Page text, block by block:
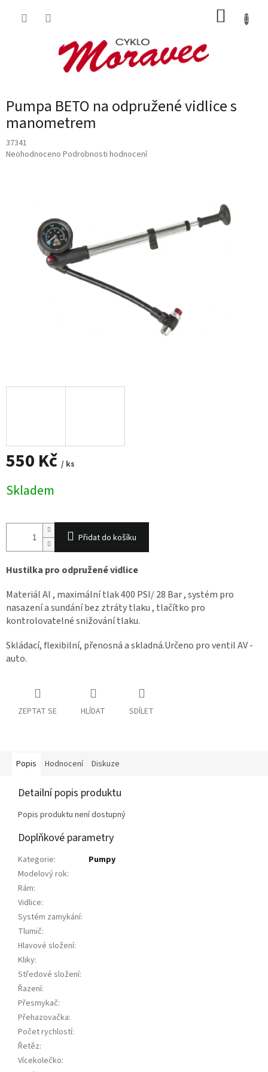
Pumpa BETO na odpružené vidlice s
manometrem
37341
Průměrné
hvězdiček.
Neohodnoceno Podrobnosti hodnocení
550 Kč / ks
cena:
Skladem
Přidat do košíku
Hustilka pro odpružené vidlice
Materiál Al , maximální tlak 400 PSI/ 28 Bar , systém pro
nasazení a sundání bez ztráty tlaku , tlačítko pro
kontrolovatelné snižování tlaku.
Skládací, flexibilní, přenosná a skladná.Určeno pro ventil AV -
auto.
ZEPTAT SE HLÍDAT SDÍLET
Popis Hodnocení Diskuze
Detailní popis produktu
Popis produktu není dostupný
Doplňkové parametry
Kategorie:
Pumpy
Modelový rok:
Rám:
Vidlice:
Systém zamykání:
Tlumič:
Hlavové složení:
Kliky:
Středové složení:
Řazení:
Přesmykač:
Přehazovačka:
Počet rychlostí:
Řetěz:
Vícekolečko: